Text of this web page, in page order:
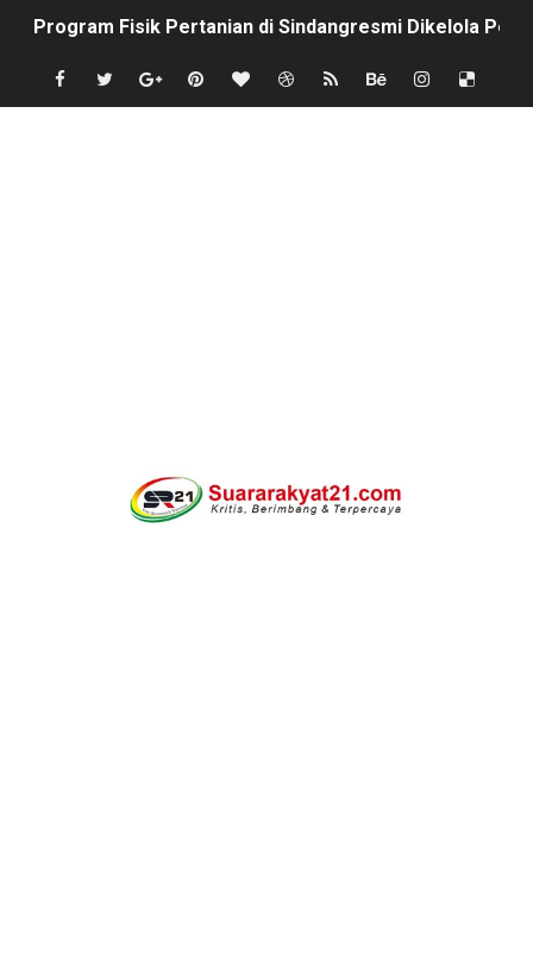
Program Fisik Pertanian di Sindangresmi Dikelola
Peringati Kemerdekaan Indonesia ke-81, Bukan
Disaksikan CEO Bos Papua Barat, turnamen sepak